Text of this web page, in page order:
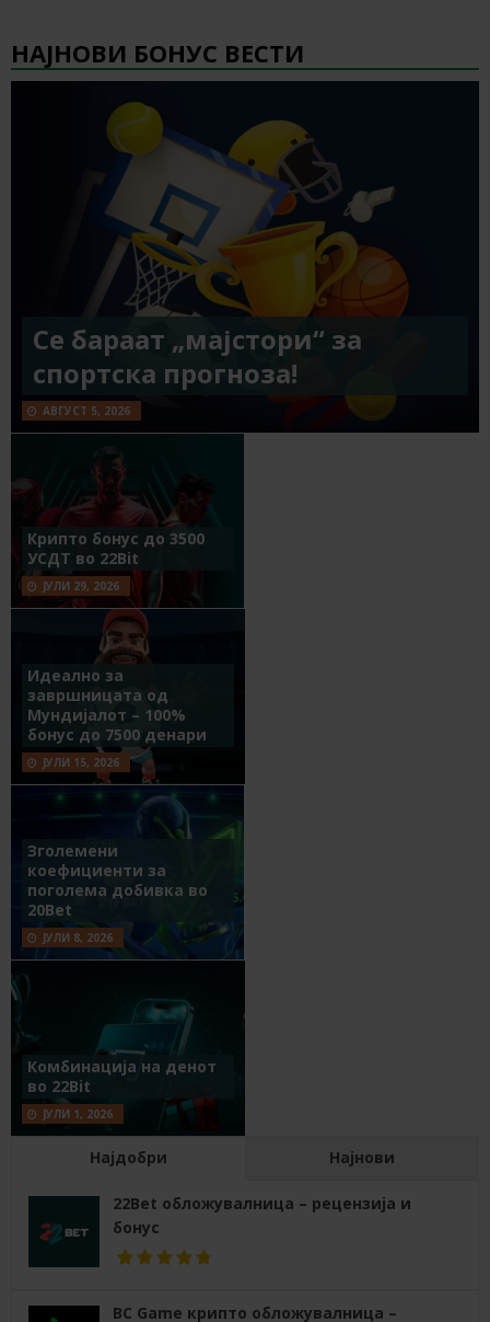
НАЈНОВИ БОНУС ВЕСТИ
Се бараат „мајстори“ за
спортска прогноза!
АВГУСТ 5, 2026
Крипто бонус до 3500
УСДТ во 22Bit
ЈУЛИ 29, 2026
Идеално за
завршницата од
Мундијалот – 100%
бонус до 7500 денари
ЈУЛИ 15, 2026
Зголемени
коефициенти за
поголема добивка во
20Bet
ЈУЛИ 8, 2026
Комбинација на денот
во 22Bit
ЈУЛИ 1, 2026
Најдобри Најнови
22Bet обложувалница – рецензија и
бонус
BC Game крипто обложувалница –